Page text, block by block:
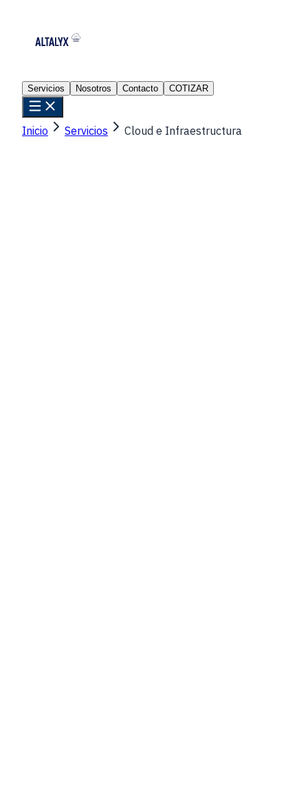
Servicios Nosotros Contacto COTIZAR
Inicio Servicios Cloud e Infraestructura